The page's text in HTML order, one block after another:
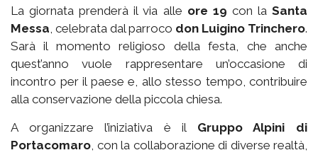
La giornata prenderà il via alle ore 19 con laSanta
Messa, celebrata dal parroco don Luigino Trinchero.
Sarà il momento religioso della festa, che anche
quest’anno vuole rappresentare un’occasione di
incontro per il paese e, allo stesso tempo, contribuire
alla conservazione della piccola chiesa.
A organizzare l’iniziativa è il Gruppo Alpini di
Portacomaro, con la collaborazione di diverse realtà,